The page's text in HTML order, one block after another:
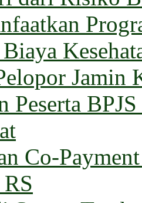
Jamin
Peserta
Co-